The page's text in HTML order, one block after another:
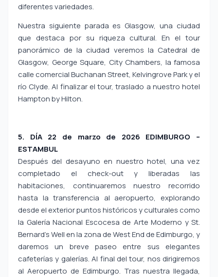
diferentes variedades.
Nuestra siguiente parada es Glasgow, una ciudad
que destaca por su riqueza cultural. En el tour
panorámico de la ciudad veremos la Catedral de
Glasgow, George Square, City Chambers, la famosa
calle comercial Buchanan Street, Kelvingrove Park y el
río Clyde. Al finalizar el tour, traslado a nuestro hotel
Hampton by Hilton.
5. DÍA 22 de marzo de 2026 EDIMBURGO –
ESTAMBUL
Después del desayuno en nuestro hotel, una vez
completado el check-out y liberadas las
habitaciones, continuaremos nuestro recorrido
hasta la transferencia al aeropuerto, explorando
desde el exterior puntos históricos y culturales como
la Galería Nacional Escocesa de Arte Moderno y St.
Bernard’s Well en la zona de West End de Edimburgo, y
daremos un breve paseo entre sus elegantes
cafeterías y galerías. Al final del tour, nos dirigiremos
al Aeropuerto de Edimburgo. Tras nuestra llegada,